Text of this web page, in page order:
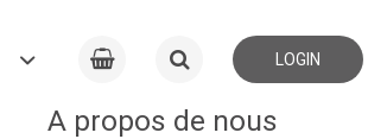
LOGIN
A propos de nous